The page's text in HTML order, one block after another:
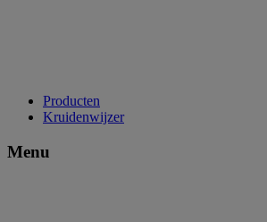
Producten
Kruidenwijzer
Menu